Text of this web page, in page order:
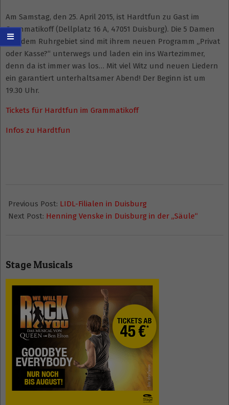
Am Samstag, den 25. April 2015, ist Hardtfun zu Gast im
Grammatikoff (Dellplatz 16 A, 47051 Duisburg). Die 5 Damen
aus dem Ruhrgebiet sind mit ihrem neuen Programm „Privat
oder Kasse?“ unterwegs und laden ein ins Wartezimmer,
denn da ist immer was los… Mit viel Witz und neuen Liedern
ein garantiert unterhaltsamer Abend! Der Beginn ist um
19.30 Uhr.
Tickets für Hardtfun im Grammatikoff
Infos zu Hardtfun
01-
25
Previous Post: LIDL-Filialen in Duisburg
Next Post: Henning Venske in Duisburg in der „Säule“
Stage Musicals